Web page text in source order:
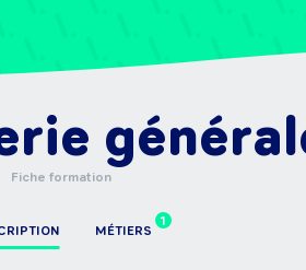
Fiche formation
1
MÉTIERS